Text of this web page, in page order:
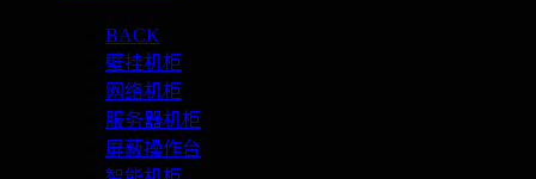
BACK
壁挂机柜
网络机柜
服务器机柜
屏蔽操作台